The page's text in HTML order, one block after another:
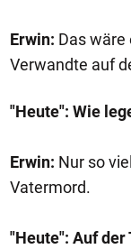
Erwin: Das wäre
Verwandte auf
"Heute": Wie
Erwin: Nur so
Vatermord.
"Heute": Auf der